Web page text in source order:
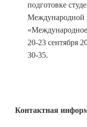
подготовке
Международной
«Международное
20-23 сентября
30-35.
Контактная